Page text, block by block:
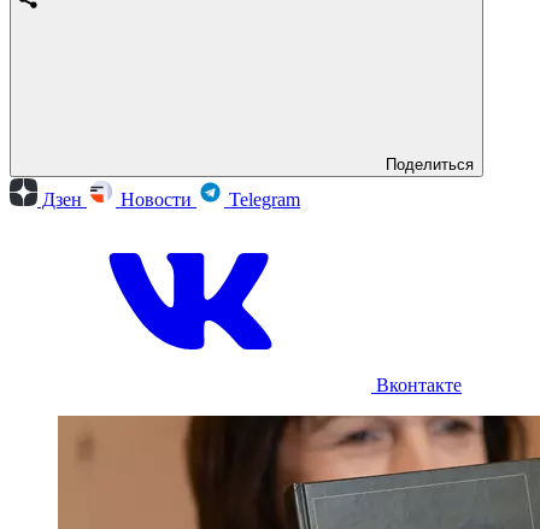
Поделиться
Дзен Новости Telegram
Вконтакте